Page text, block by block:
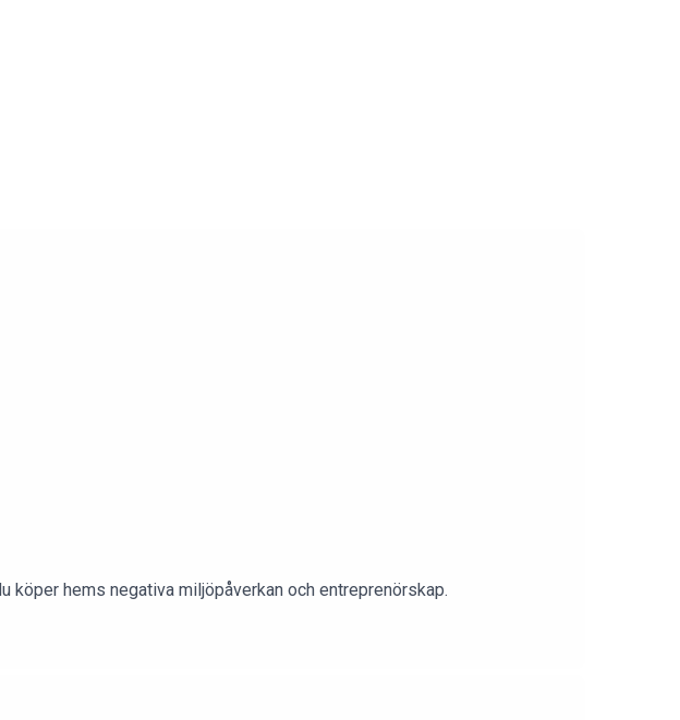
köper hems negativa miljöpåverkan och entreprenörskap.